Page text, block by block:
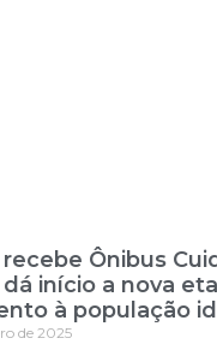
Ônibus
dá início a nova
à população
de 2025